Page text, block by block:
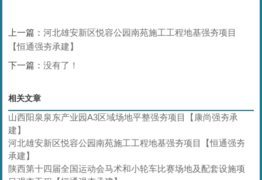
上一篇：河北雄安新区悦容公园南苑施工工程地基强夯项目
【恒通强夯承建】
下一篇：没有了！
相关文章
山西阳泉泉东产业园A3区域场地平整强夯项目【康尚强夯承
建】
河北雄安新区悦容公园南苑施工工程地基强夯项目【恒通强夯
承建】
陕西第十四届全国运动会马术和小轮车比赛场地及配套设施项